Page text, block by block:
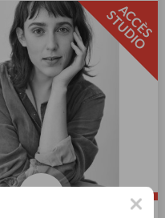
A
C
C
È
S
S
T
U
D
I
O